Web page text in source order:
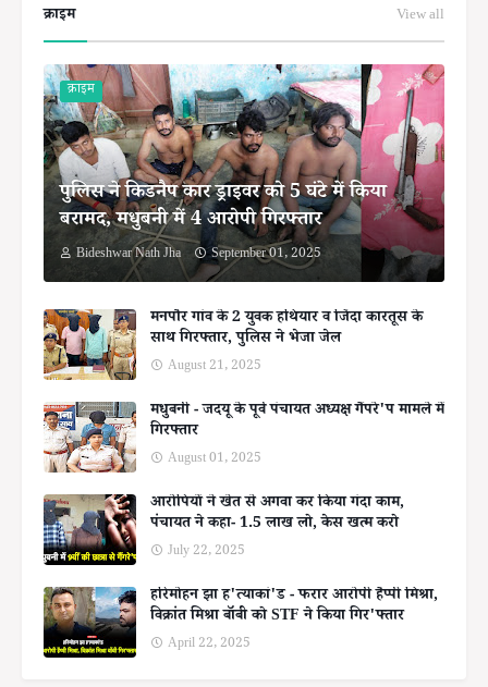
क्राइम View all
क्राइम
पुलिस ने किडनैप कार ड्राइवर को 5 घंटे में किया
बरामद, मधुबनी में 4 आरोपी गिरफ्तार
Bideshwar Nath Jha September 01, 2025
मनपौर गांव के 2 युवक हथियार व जिंदा कारतूस के
साथ गिरफ्तार, पुलिस ने भेजा जेल
August 21, 2025
मधुबनी - जदयू के पूर्व पंचायत अध्यक्ष गैंपरे'प मामले में
गिरफ्तार
August 01, 2025
आरोपियों ने खेत से अगवा कर किया गंदा काम,
पंचायत ने कहा- 1.5 लाख लो, केस खत्म करो
July 22, 2025
हरिमोहन झा ह'त्याकां'ड - फरार आरोपी हैप्पी मिश्रा,
विक्रांत मिश्रा बॉबी को STF ने किया गिर'फ्तार
April 22, 2025